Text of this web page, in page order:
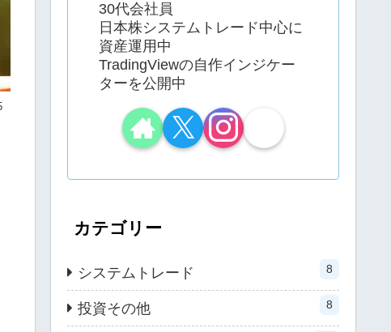
30代会社員
日本株システムトレード中心に
資産運用中
TradingViewの自作インジケー
ターを公開中
カテゴリー
システムトレード 8
投資その他 8